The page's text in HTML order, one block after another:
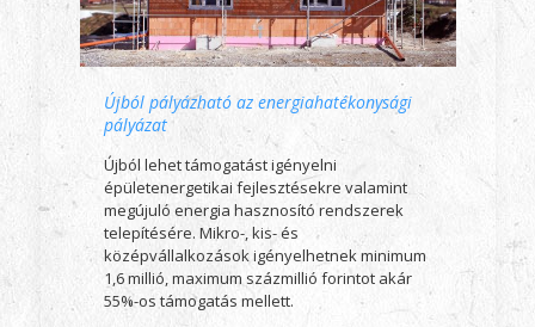
Újból pályázható az energiahatékonysági
pályázat
Újból lehet támogatást igényelni
épületenergetikai fejlesztésekre valamint
megújuló energia hasznosító rendszerek
telepítésére. Mikro-, kis- és
középvállalkozások igényelhetnek minimum
1,6 millió, maximum százmillió forintot akár
55%-os támogatás mellett.